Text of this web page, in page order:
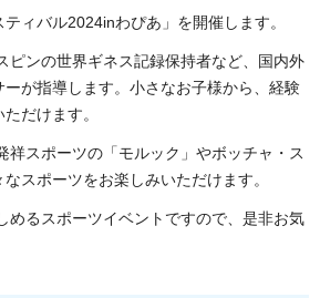
ティバル2024inわぴあ」を開催します。
ピンの世界ギネス記録保持者など、国内外
が指導します。小さなお子様から、経験
だけます。
祥スポーツの「モルック」やボッチャ・ス
スポーツをお楽しみいただけます。
めるスポーツイベントですので、是非お気